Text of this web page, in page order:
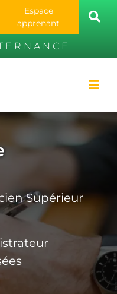
Espace
apprenant
Supérieur